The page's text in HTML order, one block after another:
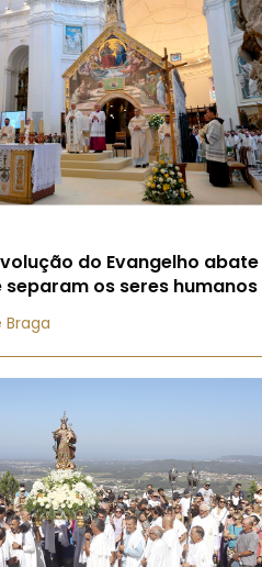
do Evangelho abate
separam os seres humanos
Braga